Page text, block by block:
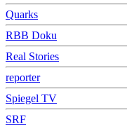
Quarks
RBB Doku
Real Stories
reporter
Spiegel TV
SRF